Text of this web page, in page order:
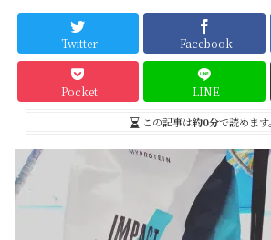
Twitter Facebook
Pocket LINE
この記事は約0分で読めます。